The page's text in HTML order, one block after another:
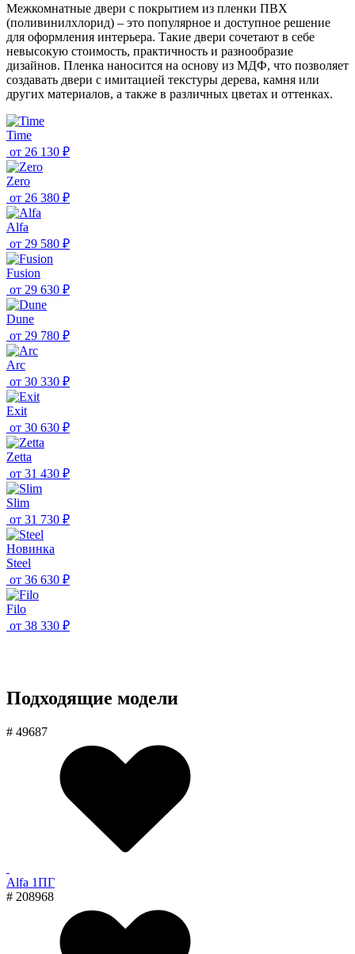
Межкомнатные двери с покрытием из пленки ПВХ
(поливинилхлорид) – это популярное и доступное решение
для оформления интерьера. Такие двери сочетают в себе
невысокую стоимость, практичность и разнообразие
дизайнов. Пленка наносится на основу из МДФ, что позволяет
создавать двери с имитацией текстуры дерева, камня или
других материалов, а также в различных цветах и оттенках.
Time
от 26 130 ₽
Zero
от 26 380 ₽
Alfa
от 29 580 ₽
Fusion
от 29 630 ₽
Dune
от 29 780 ₽
Arc
от 30 330 ₽
Exit
от 30 630 ₽
Zetta
от 31 430 ₽
Slim
от 31 730 ₽
Новинка
Steel
от 36 630 ₽
Filo
от 38 330 ₽
Подходящие модели
# 49687
Alfa 1ПГ
# 208968